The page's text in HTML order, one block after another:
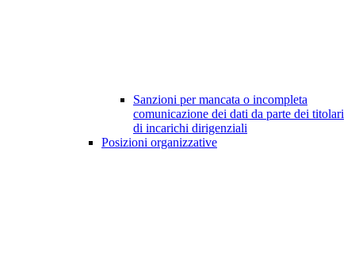
Sanzioni per mancata o incompleta
comunicazione dei dati da parte dei titolari
di incarichi dirigenziali
Posizioni organizzative